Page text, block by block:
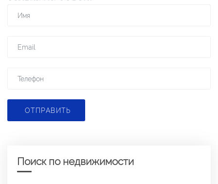
ОТПРАВИТЬ
Поиск по недвижимости